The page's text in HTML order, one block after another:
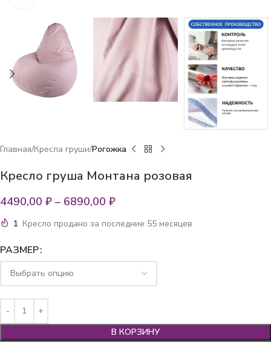
Главная Кресла груши Рогожка
Кресло груша Монтана розовая
4490,00 ₽ – 6890,00 ₽
1 Кресло продано за последние 55 месяцев
РАЗМЕР
В КОРЗИНУ